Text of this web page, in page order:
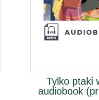
Tylko ptaki
audiobook